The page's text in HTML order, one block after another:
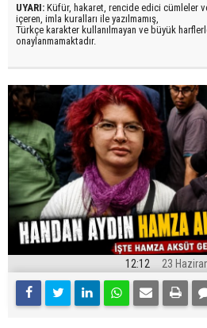
UYARI: Küfür, hakaret, rencide edici cümleler
içeren, imla kuralları ile yazılmamış,
Türkçe karakter kullanılmayan ve büyük
onaylanmamaktadır.
12:12 23